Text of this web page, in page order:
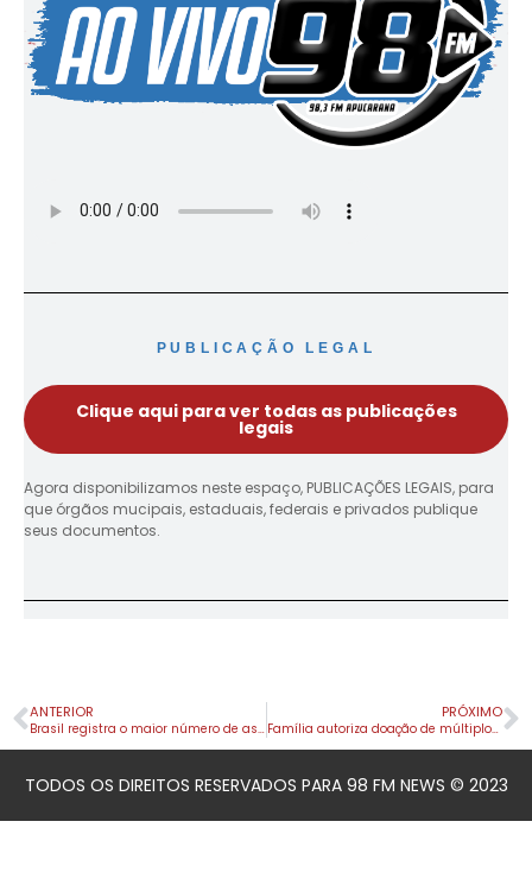
PUBLICAÇÃO LEGAL
Clique aqui para ver todas as publicações
legais
Agora disponibilizamos neste espaço, PUBLICAÇÕES LEGAIS, para
que órgãos mucipais, estaduais, federais e privados publique
seus documentos.
ANTERIOR
Brasil registra o maior número de assassinatos em 2016
PRÓXIMO
Família autoriza doação de múltiplos órgãos
TODOS OS DIREITOS RESERVADOS PARA 98 FM NEWS © 2023